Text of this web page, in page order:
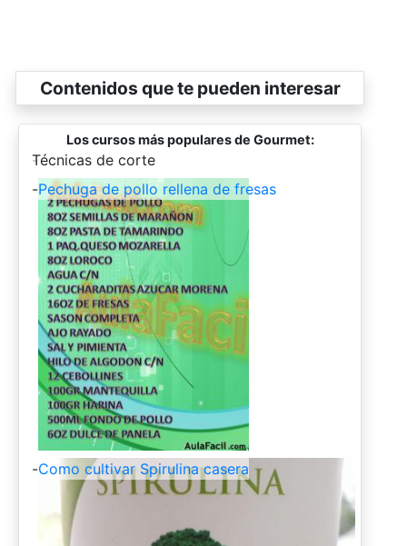
Contenidos que te pueden interesar
Los cursos más populares de Gourmet:
-
Técnicas de corte
-Pechuga de pollo rellena de fresas
-Como cultivar Spirulina casera